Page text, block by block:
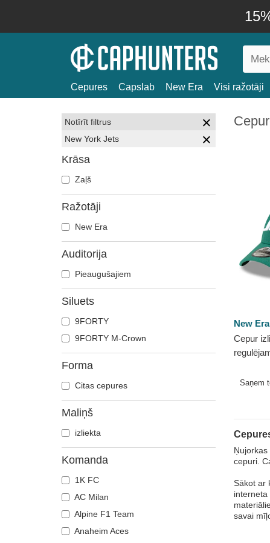
Cepures Capslab New Era Visi ražotāji
Notīrīt filtrus
New York Jets
Krāsa
Zaļš
Ražotāji
New Era
Auditorija
Pieaugušajiem
Siluets
9FORTY
9FORTY M-Crown
Forma
Citas cepures
Maliņš
izliekta
Komanda
1K FC
AC Milan
Alpine F1 Team
Anaheim Aces
New Era
Cepur
League
NFL no
Saņem
cepuri.
Sākot ar
savai